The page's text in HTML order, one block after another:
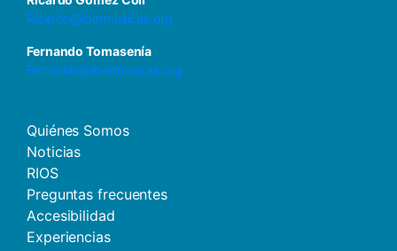
Ricardo@ibermusicas.org
Fernando Tomasenía
Fernando@ibermusicas.org
Quiénes Somos
Noticias
RIOS
Preguntas frecuentes
Accesibilidad
Experiencias